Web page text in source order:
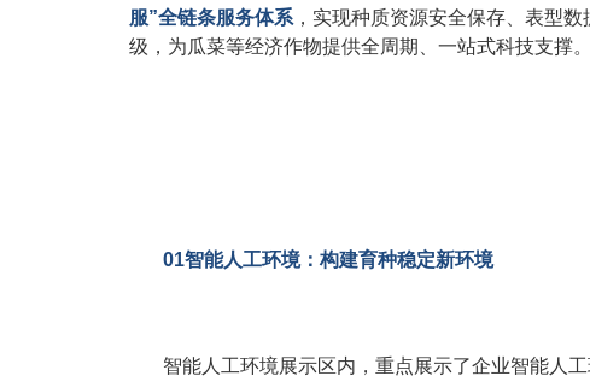
服”全链条服务体系 ，实现种质资源安全保存、表型
级，为瓜菜等经济作物提供全周期、一站式科技支撑。
01智能人工环境：构建育种稳定新环境
智能人工环境展示区内，重点展示了企业智能人